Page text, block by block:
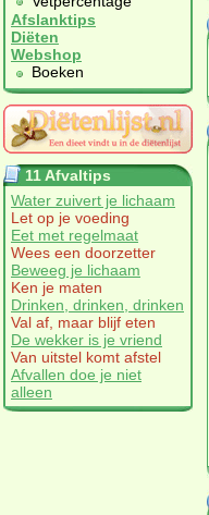
Afslanktips
Diëten
Webshop
Boeken
11 Afvaltips
Water zuivert je lichaam
Let op je voeding
Eet met regelmaat
Wees een doorzetter
Beweeg je lichaam
Ken je maten
Drinken, drinken, drinken
Val af, maar blijf eten
De wekker is je vriend
Van uitstel komt afstel
Afvallen doe je niet
alleen